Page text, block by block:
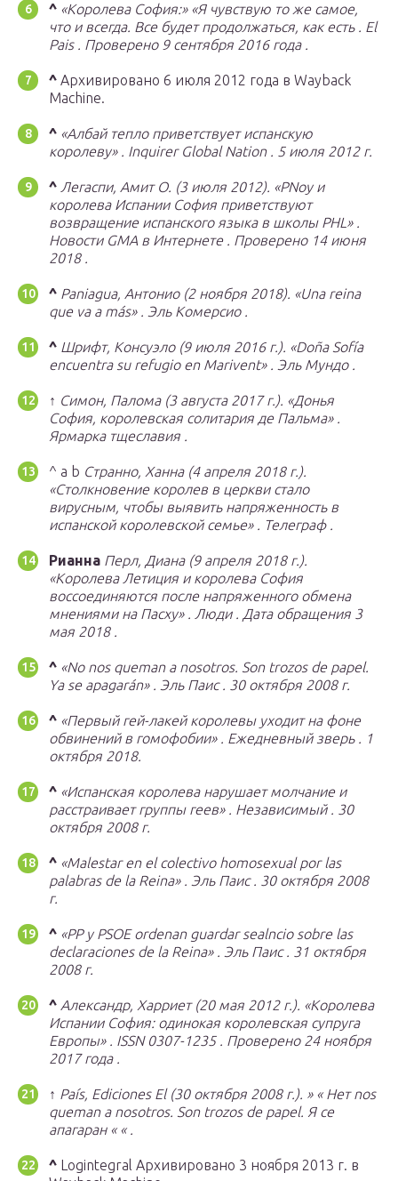
^ «Королева София:» «Я чувствую то же самое,
что и всегда. Все будет продолжаться, как есть . El
Pais . Проверено 9 сентября 2016 года.
^ Архивировано 6 июля 2012 года в Wayback
Machine.
^ «Албай тепло приветствует испанскую
королеву». Inquirer Global Nation. 5 июля 2012 г.
^ Легаспи, Амит О. (3 июля 2012). «PNoy и
королева Испании София приветствуют
возвращение испанского языка в школы PHL».
Новости GMA в Интернете. Проверено 14 июня
2018.
^ Paniagua, Антонио (2 ноября 2018). «Una reina
que va a más». Эль Комерсио.
^ Шрифт, Консуэло (9 июля 2016 г.). «Doña Sofía
encuentra su refugio en Marivent». Эль Мундо.
↑ Симон, Палома (3 августа 2017 г.). «Донья
София, королевская солитария де Пальма».
Ярмарка тщеславия .
^ a b Странно, Ханна (4 апреля 2018 г.).
«Столкновение королев в церкви стало
вирусным, чтобы выявить напряженность в
испанской королевской семье». Телеграф.
Рианна Перл, Диана (9 апреля 2018 г.).
«Королева Летиция и королева София
воссоединяются после напряженного обмена
мнениями на Пасху». Люди . Дата обращения 3
мая 2018.
^ «No nos queman a nosotros. Son trozos de papel.
Ya se apagarán». Эль Паис. 30 октября 2008 г.
^ «Первый гей-лакей королевы уходит на фоне
обвинений в гомофобии». Ежедневный зверь. 1
октября 2018.
^ «Испанская королева нарушает молчание и
расстраивает группы геев». Независимый. 30
октября 2008 г.
^ «Malestar en el colectivo homosexual por las
palabras de la Reina». Эль Паис. 30 октября 2008
г.
^ «PP y PSOE ordenan guardar sealncio sobre las
declaraciones de la Reina». Эль Паис. 31 октября
2008 г.
^ Александр, Харриет (20 мая 2012 г.). «Королева
Испании София: одинокая королевская супруга
Европы». ISSN 0307-1235 . Проверено 24 ноября
2017 года.
↑ País, Ediciones El (30 октября 2008 г.). » «Нет nos
queman a nosotros. Son trozos de papel. Я се
апагаран ««.
^ Logintegral Архивировано 3 ноября 2013 г. в